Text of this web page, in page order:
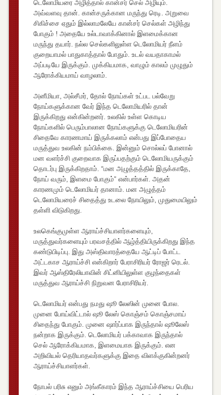
டெலோமியரை அழித்தால் கான்சர் செல் அழியும்.
அவ்வளவு தான். கான்சருக்கான மருந்து ரெடி. அறுவை
சிகிச்சை ஏதும் இல்லாமலேயே கான்சர் செல்கள் அழிந்து
போகும் ! அதையே உல்டாவாக்கினால் இளமைக்கான
மருந்து தயார். நல்ல செல்களிலுள்ள டெலோமியர் நீளம்
குறையாமல் பாதுகாத்தால் போதும். உடல் வயதாகாமல்
அப்படியே இருக்கும். முக்கியமாக, வாழும் காலம் முழுதும்
ஆரோக்கியமாய் வாழலாம்.
அனீமியா, அல்சீமர், தோல் நோய்கள் உட்பட பல்வேறு
நோய்களுக்கான வேர் இந்த டெலோமியரில் தான்
இருக்கிறது என்கின்றனர். உலகில் உள்ள கொடிய
நோய்களில் பெரும்பாலான நோய்களுக்கு டெலோமியரின்
சிதைவே காரணமாய் இருக்கலாம் என்பது இப்போதைய
மருத்துவ உலகின் நம்பிக்கை. இன்னும் சொல்லப் போனால்
மன வளர்ச்சி குறைவாக இருப்பதற்கும் டெலோமியருக்கும்
தொடர்பு இருக்கிறதாம். “மன அழுத்தத்தில் இருக்காதே,
நோய் வரும், இளமை போகும்” என்பார்கள். அதன்
காரணமும் டெலோமியர் தானாம். மன அழுத்தம்
டெலோமியரைச் சிதைத்து உடலை நோயிலும், முதுமையிலும்
தள்ளி விடுகிறது.
உலகெங்குமுள்ள ஆராய்ச்சியாளர்களையும்,
மருத்துவர்களையும் பரவசத்தில் ஆழ்த்தியிருக்கிறது இந்த
கண்டுபிடிப்பு. இது அஸ்திவாரத்தையே ஆட்டிப் போட்ட
அட்டகாச ஆராய்ச்சி என்கிறார் பேராசிரியர் ரோஜர் ரெடல்.
இவர் ஆஸ்திரேலியாவின் சிட்னியிலுள்ள குழந்தைகள்
மருத்துவ ஆராய்ச்சி நிறுவன பேராசிரியர்.
டெலோமியர் என்பது நமது ஷூ லேஸின் முனை போல.
முனை போய்விட்டால் ஷூ லேஸ் கொஞ்சம் கொஞ்சமாய்
சிதைந்து போகும். முனை ஷார்ப்பாக இருந்தால் ஷூலேஸ்
நன்றாக இருக்கும். டெலோமியர் பக்காவாக இருந்தால்
செல் ஆரோக்கியமாக, இளமையாக இருக்கும். என
அறிவியல் தெரியாதவர்களுக்கு இதை விளக்குகின்றனர்
ஆராய்ச்சியாளர்கள்.
நோபல் பரிசு எனும் அங்கீகாரம் இந்த ஆராய்ச்சியை பெரிய